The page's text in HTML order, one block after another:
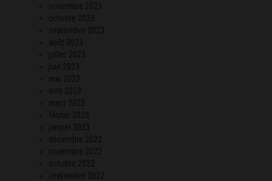
novembre 2023
octobre 2023
septembre 2023
août 2023
juillet 2023
juin 2023
mai 2023
avril 2023
mars 2023
février 2023
janvier 2023
décembre 2022
novembre 2022
octobre 2022
septembre 2022